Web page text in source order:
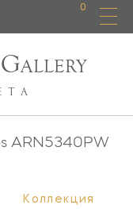
0
GALLERY
ARN5340PW
Коллекция